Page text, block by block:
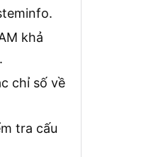
khả
chỉ số về
tra cấu